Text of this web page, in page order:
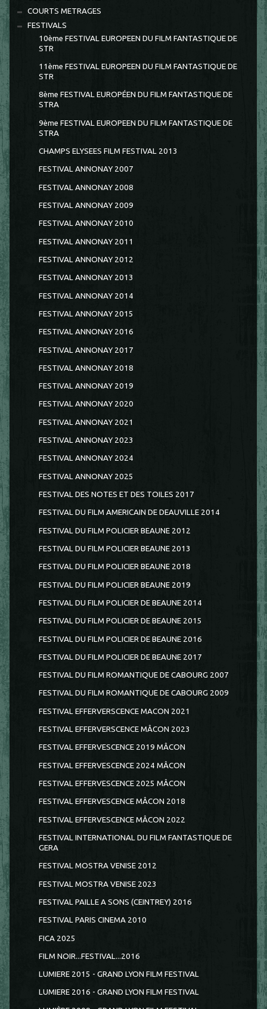
COURTS METRAGES
FESTIVALS
10ème FESTIVAL EUROPEEN DU FILM FANTASTIQUE DE
STR
11ème FESTIVAL EUROPEEN DU FILM FANTASTIQUE DE
STR
8ème FESTIVAL EUROPÉEN DU FILM FANTASTIQUE DE
STRA
9ème FESTIVAL EUROPEEN DU FILM FANTASTIQUE DE
STRA
CHAMPS ELYSEES FILM FESTIVAL 2013
FESTIVAL ANNONAY 2007
FESTIVAL ANNONAY 2008
FESTIVAL ANNONAY 2009
FESTIVAL ANNONAY 2010
FESTIVAL ANNONAY 2011
FESTIVAL ANNONAY 2012
FESTIVAL ANNONAY 2013
FESTIVAL ANNONAY 2014
FESTIVAL ANNONAY 2015
FESTIVAL ANNONAY 2016
FESTIVAL ANNONAY 2017
FESTIVAL ANNONAY 2018
FESTIVAL ANNONAY 2019
FESTIVAL ANNONAY 2020
FESTIVAL ANNONAY 2021
FESTIVAL ANNONAY 2023
FESTIVAL ANNONAY 2024
FESTIVAL ANNONAY 2025
FESTIVAL DES NOTES ET DES TOILES 2017
FESTIVAL DU FILM AMERICAIN DE DEAUVILLE 2014
FESTIVAL DU FILM POLICIER BEAUNE 2012
FESTIVAL DU FILM POLICIER BEAUNE 2013
FESTIVAL DU FILM POLICIER BEAUNE 2018
FESTIVAL DU FILM POLICIER BEAUNE 2019
FESTIVAL DU FILM POLICIER DE BEAUNE 2014
FESTIVAL DU FILM POLICIER DE BEAUNE 2015
FESTIVAL DU FILM POLICIER DE BEAUNE 2016
FESTIVAL DU FILM POLICIER DE BEAUNE 2017
FESTIVAL DU FILM ROMANTIQUE DE CABOURG 2007
FESTIVAL DU FILM ROMANTIQUE DE CABOURG 2009
FESTIVAL EFFERVERSCENCE MACON 2021
FESTIVAL EFFERVERSCENCE MÂCON 2023
FESTIVAL EFFERVESCENCE 2019 MÂCON
FESTIVAL EFFERVESCENCE 2024 MÂCON
FESTIVAL EFFERVESCENCE 2025 MÂCON
FESTIVAL EFFERVESCENCE MÂCON 2018
FESTIVAL EFFERVESCENCE MÂCON 2022
FESTIVAL INTERNATIONAL DU FILM FANTASTIQUE DE
GERA
FESTIVAL MOSTRA VENISE 2012
FESTIVAL MOSTRA VENISE 2023
FESTIVAL PAILLE A SONS (CEINTREY) 2016
FESTIVAL PARIS CINEMA 2010
FICA 2025
FILM NOIR...FESTIVAL...2016
LUMIERE 2015 - GRAND LYON FILM FESTIVAL
LUMIERE 2016 - GRAND LYON FILM FESTIVAL